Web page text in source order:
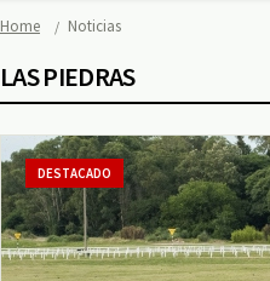
Home Noticias
LAS PIEDRAS
DESTACADO